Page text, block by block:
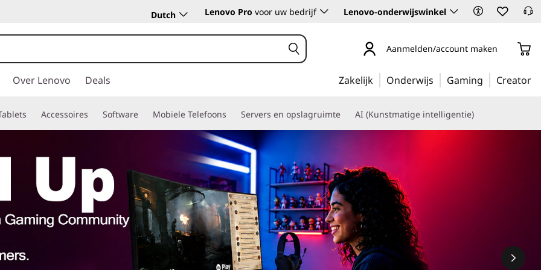
Dutch Lenovo Pro voor uw bedrijf Lenovo-onderwijswinkel
Aanmelden/account maken
Over Lenovo Deals Zakelijk Onderwijs Gaming Creator
Accessoires Software Mobiele Telefoons Servers en opslagruimte AI (Kunstmatige intelligentie)